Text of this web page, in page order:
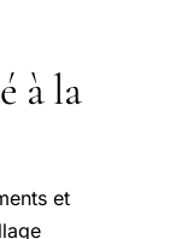
à la
et